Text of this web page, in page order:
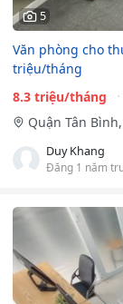
5
Văn phòng cho
triệu/tháng
8.3 triệu/tháng
Quận Tân
Duy Khang
Đăng 1 năm